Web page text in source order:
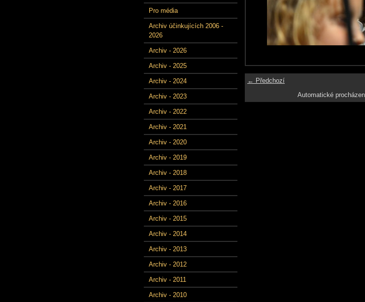
Pro média
Archiv účinkujících 2006 -
2026
Archiv - 2026
Archiv - 2025
Archiv - 2024
Archiv - 2023
Archiv - 2022
Archiv - 2021
Archiv - 2020
Archiv - 2019
Archiv - 2018
Archiv - 2017
Archiv - 2016
Archiv - 2015
Archiv - 2014
Archiv - 2013
Archiv - 2012
Archiv - 2011
Archiv - 2010
← Předchozí
Automatické